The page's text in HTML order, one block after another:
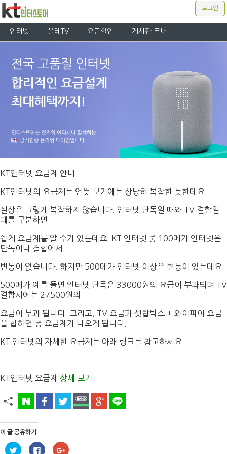
로그인
인터넷 올레TV 요금할인 게시판 코너
KT인터넷 요금제 안내
KT인터넷의 요금제는 언뜻 보기에는 상당히 복잡한 듯한데요.
실상은 그렇게 복잡하지 않습니다. 인터넷 단독일 때와 TV 결합일
때를 구분하면
쉽게 요금제를 알 수가 있는데요. KT 인터넷 중 100메가 인터넷은
단독이나 결합에서
변동이 없습니다. 하지만 500메가 인터넷 이상은 변동이 있는데요.
500메가 예를 들면 인터넷 단독은 33000원의 요금이 부과되며 TV
결합시에는 27500원의
요금이 부과 됩니다. 그리고, TV 요금과 셋탑박스 + 와이파이 요금
을 합하면 총 요금제가 나오게 됩니다.
KT 인터넷의 자세한 요금제는 아래 링크를 참고하세요.
KT인터넷 요금제 상세 보기
이 글 공유하기:
트 페 구